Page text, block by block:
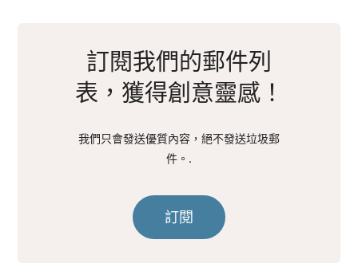
訂閱我們的郵件列
表，獲得創意靈感！
我們只會發送優質內容，絕不發送垃圾郵
件。.
訂閱